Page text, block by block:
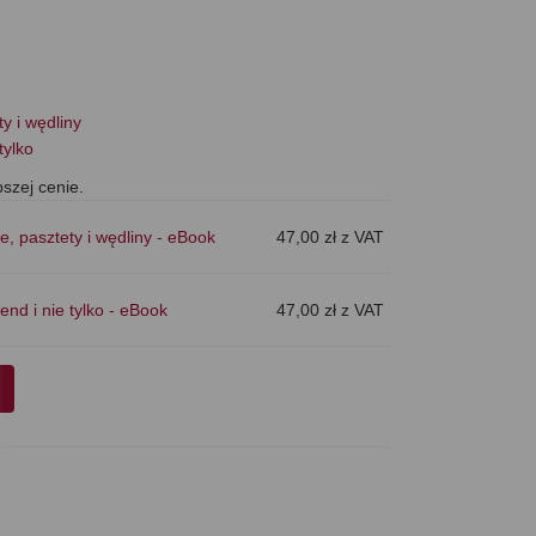
i wędliny
cenie.
pasztety i wędliny - eBook 47,00 zł z VAT
i nie tylko - eBook 47,00 zł z VAT